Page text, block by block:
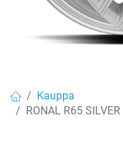
Kauppa
RONAL R65